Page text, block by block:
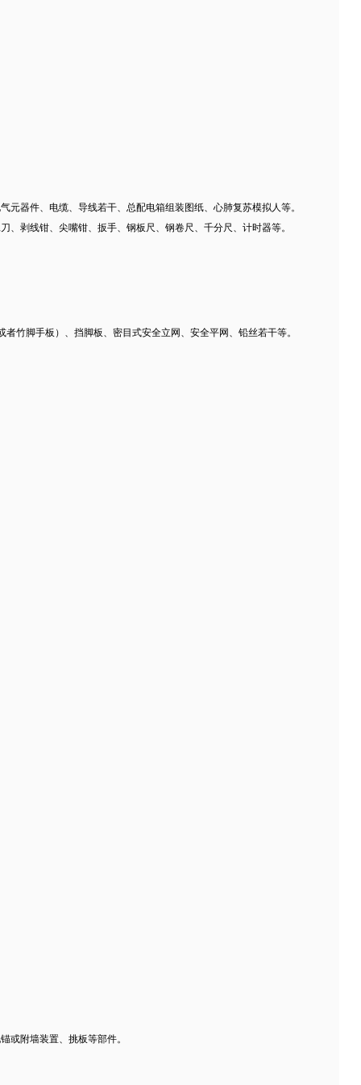
器件、电缆、导线若干、总配电箱组装图纸、心肺复苏模拟人等。
剥线钳、尖嘴钳、扳手、钢板尺、钢卷尺、千分尺、计时器等。
竹脚手板）、挡脚板、密目式安全立网、安全平网、铅丝若干等。
或附墙装置、挑板等部件。